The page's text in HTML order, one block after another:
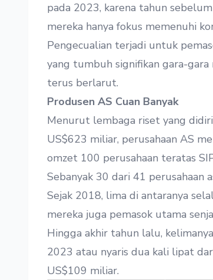
pada 2023, karena tahun
mereka hanya fokus memenuhi
Pengecualian terjadi untuk
yang tumbuh signifikan gara-
terus berlarut.
Produsen AS Cuan Banyak
Menurut lembaga riset yang
US$623 miliar, perusahaan AS
omzet 100 perusahaan teratas
Sebanyak 30 dari 41 perusahaan
Sejak 2018, lima di antaranya
mereka juga pemasok utama
Hingga akhir tahun lalu,
2023 atau nyaris dua kali lipat
US$109 miliar.